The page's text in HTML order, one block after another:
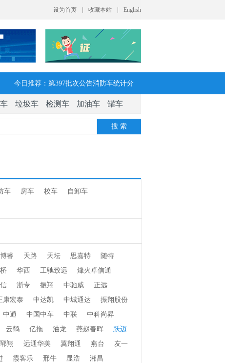
今日推荐：第397批次公告消防车统计分
析：公示企业达21家11种车型，水罐、器
今日推荐：今年危险货物港口作业安全生
垃圾车 检测车 加油车 罐车
搜 索
车 房车 校车
自卸车
睿 天路 天坛 思嘉特
随特
华西 工驰致远
烽火卓信通
浙专 振翔 中驰威
正远
康宏泰 中达凯 中城通达
振翔股份
中通 中国中车 中联
中科尚昇
云鹤 亿拖 油龙 燕赵春晖
跃迈
郓翔 远通华美 翼翔通 燕台
友一
霞客乐 邢牛 显浩
湘昌